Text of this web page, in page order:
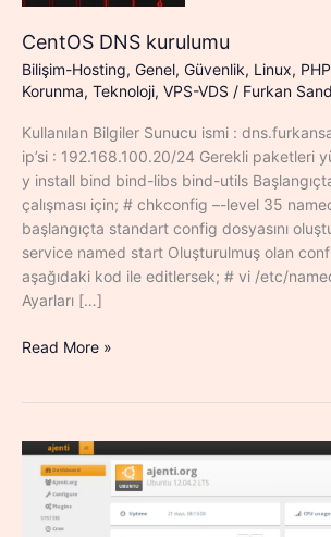
CentOS DNS kurulumu
Bilişim-Hosting, Genel, Güvenlik, Linux, PHP
Korunma, Teknoloji, VPS-VDS / Furkan
Kullanılan Bilgiler Sunucu ismi :
ip’si : 192.168.100.20/24 Gerekli paketleri
y install bind bind-libs bind-utils
çalışması için; # chkconfig –-level 35
başlangıçta standart config dosyasını
service named start Oluşturulmuş olan
aşağıdaki kod ile editlersek; # vi /etc/
Ayarları […]
CentOS
Read More »